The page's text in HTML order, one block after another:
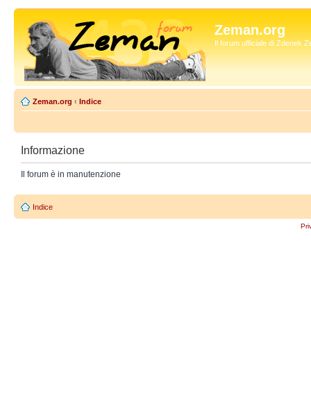
Zeman.org
Il forum ufficiale di Zdenek
Zeman.org ‹ Indice
Informazione
Il forum è in manutenzione
Indice